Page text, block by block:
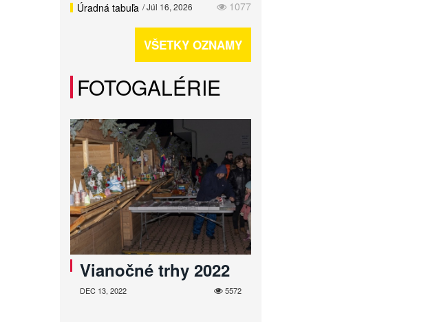
1077
Úradná tabuľa / Júl 16, 2026
VŠETKY OZNAMY
FOTOGALÉRIE
Vianočné trhy 2022
5572
DEC 13, 2022